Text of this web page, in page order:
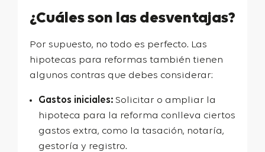
¿Cuáles son las desventajas?
Por supuesto, no todo es perfecto. Las
hipotecas para reformas también tienen
algunos contras que debes considerar:
Gastos iniciales: Solicitar o ampliar la
hipoteca para la reforma conlleva ciertos
gastos extra, como la tasación, notaría,
gestoría y registro.